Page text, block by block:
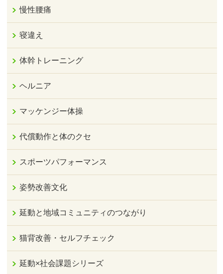
慢性腰痛
寝違え
体幹トレーニング
ヘルニア
マッケンジー体操
代償動作と体のクセ
スポーツパフォーマンス
姿勢改善文化
延動と地域コミュニティのつながり
猫背改善・セルフチェック
延動×社会課題シリーズ